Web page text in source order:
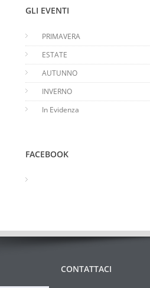
GLI EVENTI
PRIMAVERA
ESTATE
AUTUNNO
INVERNO
In Evidenza
FACEBOOK
CONTATTACI